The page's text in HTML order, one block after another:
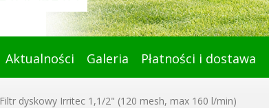
Aktualności Galeria Płatności i dostawa
Filtr dyskowy Irritec 1,1/2" (120 mesh, max 160 l/min)